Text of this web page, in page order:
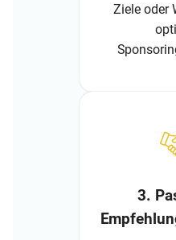
Ziele oder
3.